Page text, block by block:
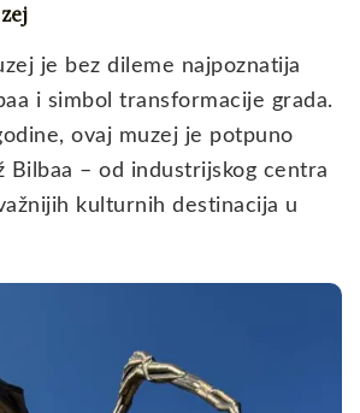
je bez dileme najpoznatija
i simbol transformacije grada.
ovaj muzej je potpuno
Bilbaa – od industrijskog centra
kulturnih destinacija u